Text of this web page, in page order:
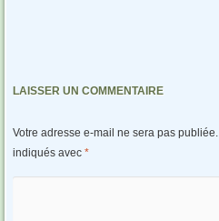
LAISSER UN COMMENTAIRE
Votre adresse e-mail ne sera pas publiée.
indiqués avec *